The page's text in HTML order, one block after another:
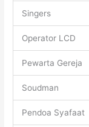
Singers
Operator LCD
Pewarta Gereja
Soudman
Pendoa Syafaat